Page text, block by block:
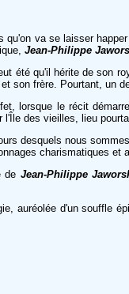
va se laisser
Jean-Philippe
été qu'il hérite de son
son frère. Pourtant, un
lorsque le récit
des vieilles, lieu
desquels nous
charismatiques
de Jean-Philippe
auréolée d'un souffle